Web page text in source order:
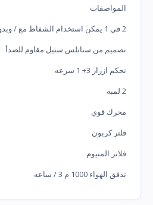
المواصفات
2 في 1 يمكن استخدام الشفاط مع / وبدون تمديد خارج
تصميم من ستانلس ستيل مقاوم للصدأ
تحكم ازرار 3+ 1 سرعه
2 لمبة
محرك قوي
فلتر كربون
فلاتر المنيوم
تدفق الهواء 1000 م 3 / ساعه